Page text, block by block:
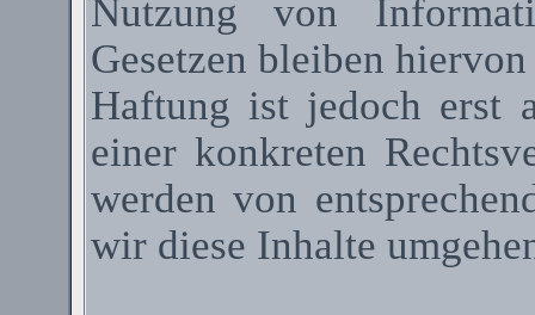
Nutzung von
Gesetzen bleiben
Haftung ist jedoch erst
einer konkreten
werden von
wir diese Inhalte